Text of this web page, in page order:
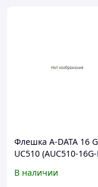
Флешка A-DATA 16
UC510 (AUC510-16G-
В наличии